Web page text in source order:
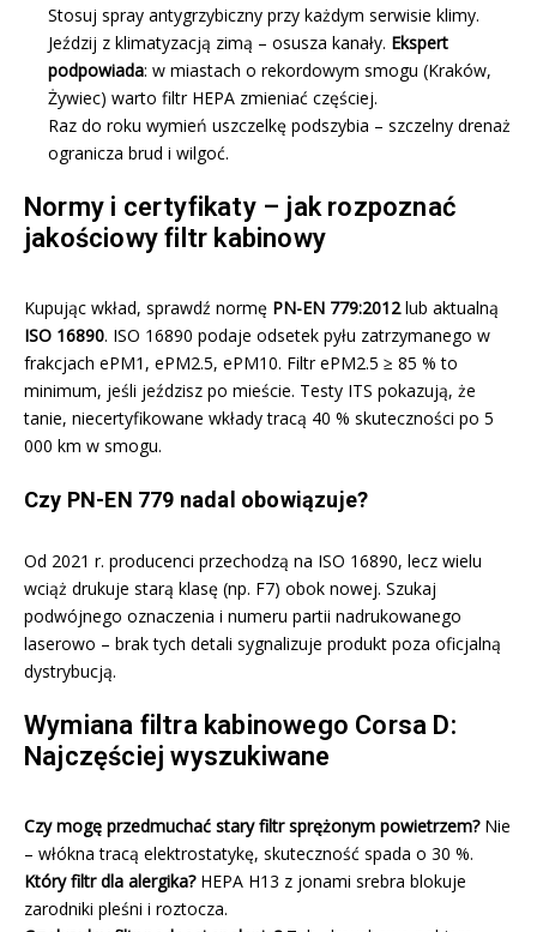
Stosuj spray antygrzybiczny przy każdym serwisie klimy.
Jeździj z klimatyzacją zimą – osusza kanały. Ekspert
podpowiada: w miastach o rekordowym smogu (Kraków,
Żywiec) warto filtr HEPA zmieniać częściej.
Raz do roku wymień uszczelkę podszybia – szczelny drenaż
ogranicza brud i wilgoć.
Normy i certyfikaty – jak rozpoznać
jakościowy filtr kabinowy
Kupując wkład, sprawdź normę PN-EN 779:2012lub aktualną
ISO 16890. ISO 16890 podaje odsetek pyłu zatrzymanego w
frakcjach ePM1, ePM2.5, ePM10. Filtr ePM2.5 ≥ 85 % to
minimum, jeśli jeździsz po mieście. Testy ITS pokazują, że
tanie, niecertyfikowane wkłady tracą 40 % skuteczności po 5
000 km w smogu.
Czy PN-EN 779 nadal obowiązuje?
Od 2021 r. producenci przechodzą na ISO 16890, lecz wielu
wciąż drukuje starą klasę (np. F7) obok nowej. Szukaj
podwójnego oznaczenia i numeru partii nadrukowanego
laserowo – brak tych detali sygnalizuje produkt poza oficjalną
dystrybucją.
Wymiana filtra kabinowego Corsa D:
Najczęściej wyszukiwane
Czy mogę przedmuchać stary filtr sprężonym powietrzem?Nie
– włókna tracą elektrostatykę, skuteczność spada o 30 %.
Który filtr dla alergika?HEPA H13 z jonami srebra blokuje
zarodniki pleśni i roztocza.